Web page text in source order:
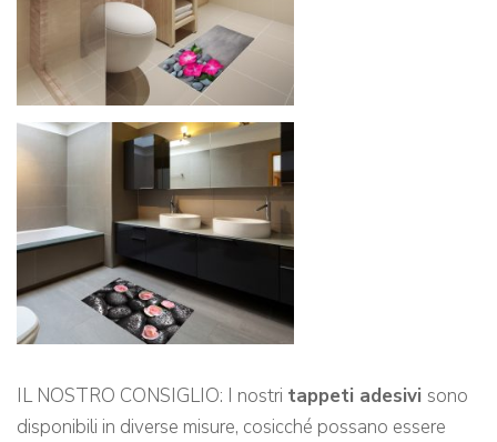
IL NOSTRO CONSIGLIO: I nostri tappeti adesivi sono
disponibili in diverse misure, cosicché possano essere